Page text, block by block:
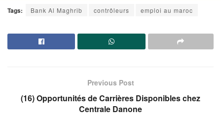
Tags: Bank Al Maghrib contrôleurs emploi au maroc
Previous Post
(16) Opportunités de Carrières Disponibles chez
Centrale Danone